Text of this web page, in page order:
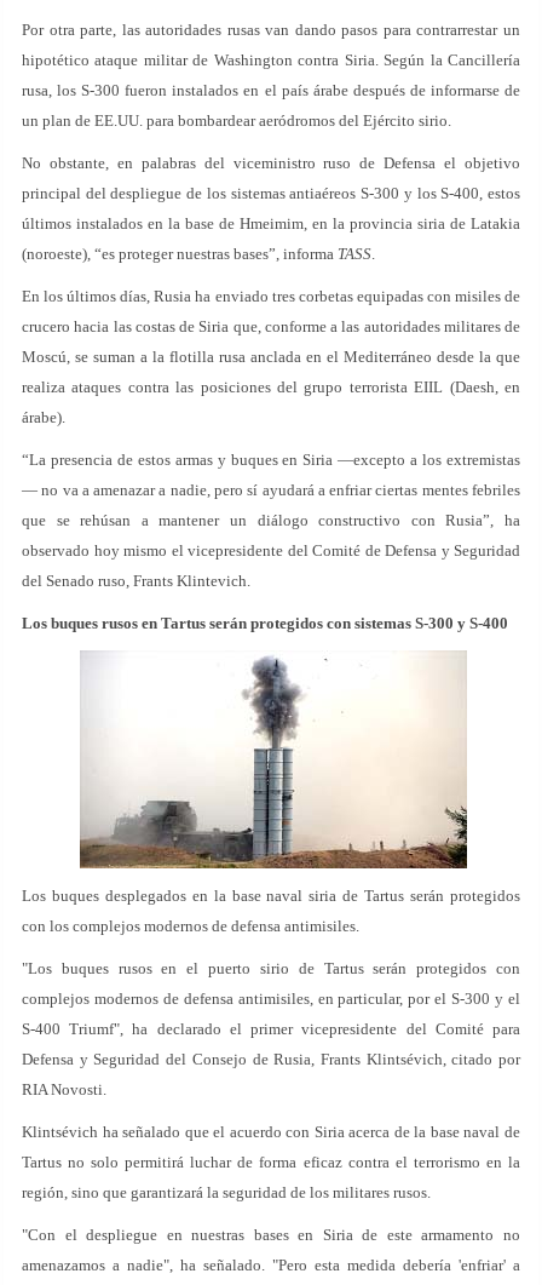
Por otra parte, las autoridades rusas van dando pasos para contrarrestar un
hipotético ataque militar de Washington contra Siria. Según la Cancillería
rusa, los S-300 fueron instalados en el país árabe después de informarse de
un plan de EE.UU. para bombardear aeródromos del Ejército sirio.
No obstante, en palabras del viceministro ruso de Defensa el objetivo
principal del despliegue de los sistemas antiaéreos S-300 y los S-400, estos
últimos instalados en la base de Hmeimim, en la provincia siria de Latakia
(noroeste), “es proteger nuestras bases”, informa TASS.
En los últimos días, Rusia ha enviado tres corbetas equipadas con misiles de
crucero hacia las costas de Siria que, conforme a las autoridades militares de
Moscú, se suman a la flotilla rusa anclada en el Mediterráneo desde la que
realiza ataques contra las posiciones del grupo terrorista EIIL (Daesh, en
árabe).
“La presencia de estos armas y buques en Siria —excepto a los extremistas
— no va a amenazar a nadie, pero sí ayudará a enfriar ciertas mentes febriles
que se rehúsan a mantener un diálogo constructivo con Rusia”, ha
observado hoy mismo el vicepresidente del Comité de Defensa y Seguridad
del Senado ruso, Frants Klintevich.
Los buques rusos en Tartus serán protegidos con sistemas S-300 y S-400
Los buques desplegados en la base naval siria de Tartus serán protegidos
con los complejos modernos de defensa antimisiles.
"Los buques rusos en el puerto sirio de Tartus serán protegidos con
complejos modernos de defensa antimisiles, en particular, por el S-300 y el
S-400 Triumf", ha declarado el primer vicepresidente del Comité para
Defensa y Seguridad del Consejo de Rusia, Frants Klintsévich, citado por
RIA Novosti.
Klintsévich ha señalado que el acuerdo con Siria acerca de la base naval de
Tartus no solo permitirá luchar de forma eficaz contra el terrorismo en la
región, sino que garantizará la seguridad de los militares rusos.
"Con el despliegue en nuestras bases en Siria de este armamento no
amenazamos a nadie", ha señalado. "Pero esta medida debería 'enfriar' a